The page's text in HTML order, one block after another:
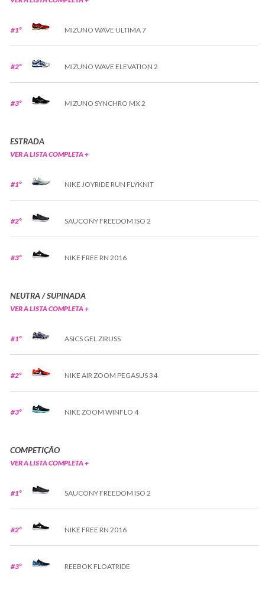
#1º MIZUNO WAVE ULTIMA 7
#2º MIZUNO WAVE ELEVATION 2
#3º MIZUNO SYNCHRO MX 2
ESTRADA
VER A LISTA COMPLETA +
#1º NIKE JOYRIDE RUN FLYKNIT
#2º SAUCONY FREEDOM ISO 2
#3º NIKE FREE RN 2016
NEUTRA / SUPINADA
VER A LISTA COMPLETA +
#1º ASICS GEL ZIRUSS
#2º NIKE AIR ZOOM PEGASUS 34
#3º NIKE ZOOM WINFLO 4
COMPETIÇÃO
VER A LISTA COMPLETA +
#1º SAUCONY FREEDOM ISO 2
#2º NIKE FREE RN 2016
#3º REEBOK FLOATRIDE